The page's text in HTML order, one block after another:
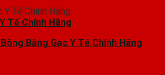
Tế Chính Hãng
Bông Băng Gạc Y Tế Chính Hãng